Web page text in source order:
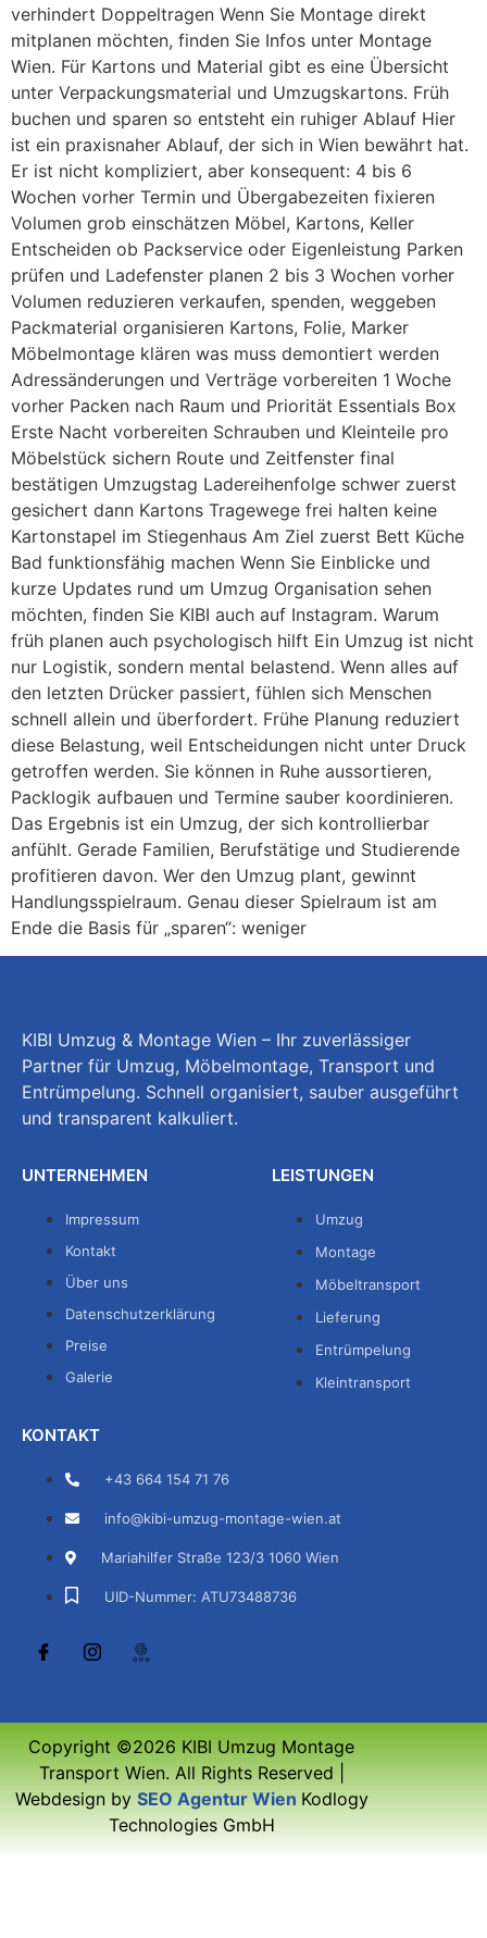
verhindert Doppeltragen Wenn Sie Montage direkt
mitplanen möchten, finden Sie Infos unter Montage
Wien. Für Kartons und Material gibt es eine Übersicht
unter Verpackungsmaterial und Umzugskartons. Früh
buchen und sparen so entsteht ein ruhiger Ablauf Hier
ist ein praxisnaher Ablauf, der sich in Wien bewährt hat.
Er ist nicht kompliziert, aber konsequent: 4 bis 6
Wochen vorher Termin und Übergabezeiten fixieren
Volumen grob einschätzen Möbel, Kartons, Keller
Entscheiden ob Packservice oder Eigenleistung Parken
prüfen und Ladefenster planen 2 bis 3 Wochen vorher
Volumen reduzieren verkaufen, spenden, weggeben
Packmaterial organisieren Kartons, Folie, Marker
Möbelmontage klären was muss demontiert werden
Adressänderungen und Verträge vorbereiten 1 Woche
vorher Packen nach Raum und Priorität Essentials Box
Erste Nacht vorbereiten Schrauben und Kleinteile pro
Möbelstück sichern Route und Zeitfenster final
bestätigen Umzugstag Ladereihenfolge schwer zuerst
gesichert dann Kartons Tragewege frei halten keine
Kartonstapel im Stiegenhaus Am Ziel zuerst Bett Küche
Bad funktionsfähig machen Wenn Sie Einblicke und
kurze Updates rund um Umzug Organisation sehen
möchten, finden Sie KIBI auch auf Instagram. Warum
früh planen auch psychologisch hilft Ein Umzug ist nicht
nur Logistik, sondern mental belastend. Wenn alles auf
den letzten Drücker passiert, fühlen sich Menschen
schnell allein und überfordert. Frühe Planung reduziert
diese Belastung, weil Entscheidungen nicht unter Druck
getroffen werden. Sie können in Ruhe aussortieren,
Packlogik aufbauen und Termine sauber koordinieren.
Das Ergebnis ist ein Umzug, der sich kontrollierbar
anfühlt. Gerade Familien, Berufstätige und Studierende
profitieren davon. Wer den Umzug plant, gewinnt
Handlungsspielraum. Genau dieser Spielraum ist am
Ende die Basis für „sparen“: weniger
KIBI Umzug & Montage Wien – Ihr zuverlässiger
Partner für Umzug, Möbelmontage, Transport und
Entrümpelung. Schnell organisiert, sauber ausgeführt
und transparent kalkuliert.
UNTERNEHMEN
Impressum
Kontakt
Über uns
Datenschutzerklärung
Preise
Galerie
LEISTUNGEN
Umzug
Montage
Möbeltransport
Lieferung
Entrümpelung
Kleintransport
KONTAKT
+43 664 154 71 76
info@kibi-umzug-montage-wien.at
Mariahilfer Straße 123/3 1060 Wien
UID-Nummer: ATU73488736
Copyright ©2026 KIBI Umzug Montage
Transport Wien. All Rights Reserved |
Webdesign by SEO Agentur Wien Kodlogy
Technologies GmbH